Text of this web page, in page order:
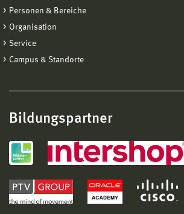
Personen & Bereiche
Organisation
Service
Campus & Standorte
Bildungspartner